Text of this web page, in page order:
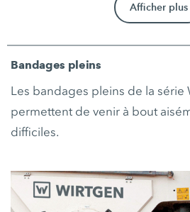
Afficher plus
Bandages pleins
Les bandages pleins de la série
permettent de venir à bout
difficiles.